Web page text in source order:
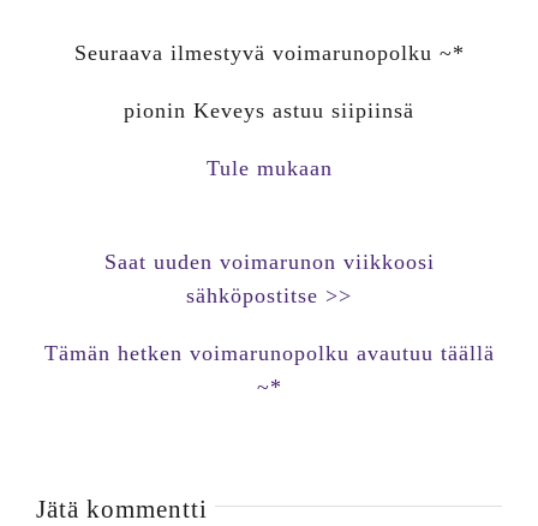
Seuraava ilmestyvä voimarunopolku ~*
pionin Keveys astuu siipiinsä
Tule mukaan
Saat uuden voimarunon viikkoosi
sähköpostitse >>
Tämän hetken voimarunopolku avautuu täällä
~*
Jätä kommentti